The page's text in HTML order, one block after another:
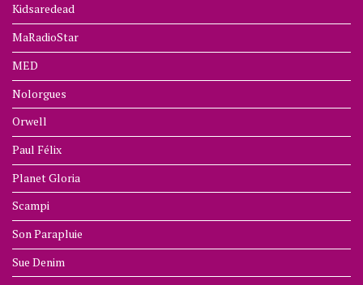
Kidsaredead
MaRadioStar
MED
Nolorgues
Orwell
Paul Félix
Planet Gloria
Scampi
Son Parapluie
Sue Denim